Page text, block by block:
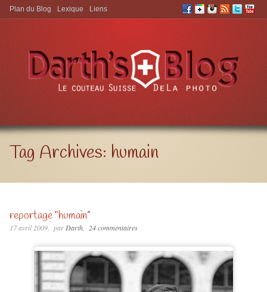
Aller à:
Plan du Blog Lexique Liens
Tag Archives: humain
reportage “humain”
17 avril 2009 parDarth 24 commentaires